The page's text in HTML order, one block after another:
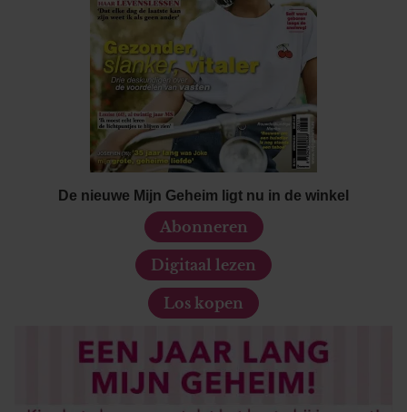
De nieuwe Mijn Geheim ligt nu in de winkel
Abonneren
Digitaal lezen
Los kopen